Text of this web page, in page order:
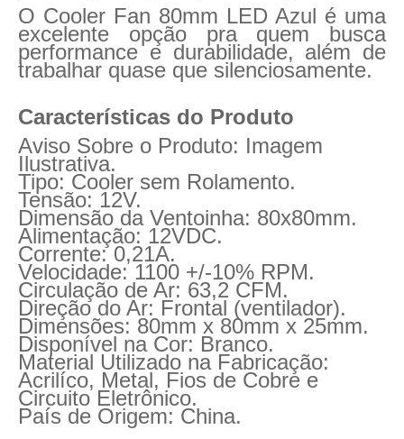
O Cooler Fan 80mm LED Azul é uma
excelente opção pra quem busca
performance e durabilidade, além de
trabalhar quase que silenciosamente.
Características do Produto
Aviso Sobre o Produto: Imagem
Ilustrativa.
Tipo: Cooler sem Rolamento.
Tensão: 12V.
Dimensão da Ventoinha: 80x80mm.
Alimentação: 12VDC.
Corrente: 0,21A.
Velocidade: 1100 +/-10% RPM.
Circulação de Ar: 63,2 CFM.
Direção do Ar: Frontal (ventilador).
Dimensões: 80mm x 80mm x 25mm.
Disponível na Cor: Branco.
Material Utilizado na Fabricação:
Acrilíco, Metal, Fios de Cobre e
Circuito Eletrônico.
País de Origem: China.